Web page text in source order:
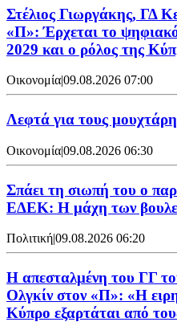
Στέλιος Γιωργάκης, ΓΔ
«Π»: Έρχεται το
2029 και ο ρόλος της
Οικονομία|09.08.2026 07:00
Λεφτά για τους
Οικονομία|09.08.2026 06:30
Σπάει τη σιωπή του ο
ΕΔΕΚ: Η μάχη των
Πολιτική|09.08.2026 06:20
Η απεσταλμένη του ΓΓ
Ολγκίν στον «Π»: «Η
Κύπρο εξαρτάται από